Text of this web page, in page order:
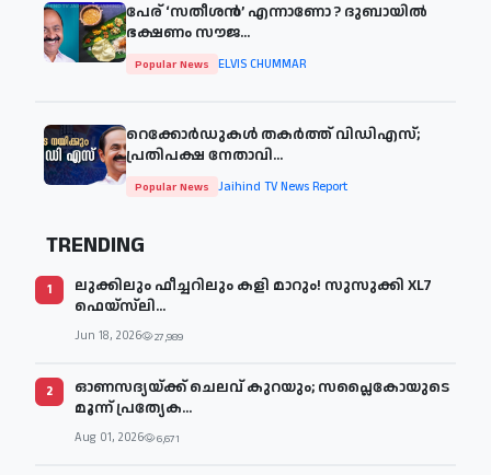
പേര് ‘സതീശന്‍’ എന്നാണോ ? ദുബായില്‍
ഭക്ഷണം സൗജ...
Popular News ELVIS CHUMMAR
റെക്കോർഡുകൾ തകർത്ത് വിഡിഎസ്;
പ്രതിപക്ഷ നേതാവി...
Popular News Jaihind TV News Report
TRENDING
1
ലുക്കിലും ഫീച്ചറിലും കളി മാറും! സുസുക്കി XL7
ഫെയ്‌സ്‌ലി...
Jun 18, 2026 27,989
2
ഓണസദ്യയ്ക്ക് ചെലവ് കുറയും; സപ്ലൈകോയുടെ
മൂന്ന് പ്രത്യേക...
Aug 01, 2026 6,671